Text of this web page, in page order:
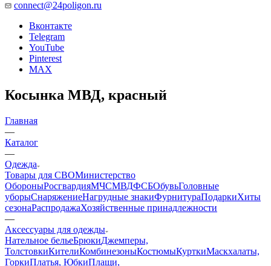
connect@24poligon.ru
Вконтакте
Telegram
YouTube
Pinterest
MAX
Косынка МВД, красный
Главная
—
Каталог
—
Одежда
Товары для СВОМинистерство
ОбороныРосгвардияМЧСМВДФСБОбувьГоловные
уборыСнаряжениеНагрудные знакиФурнитураПодаркиХиты
сезонаРаспродажаХозяйственные принадлежности
—
Аксессуары для одежды
Нательное бельеБрюкиДжемперы,
ТолстовкиКителиКомбинезоныКостюмыКурткиМаскхалаты,
ГоркиПлатья, ЮбкиПлащи,